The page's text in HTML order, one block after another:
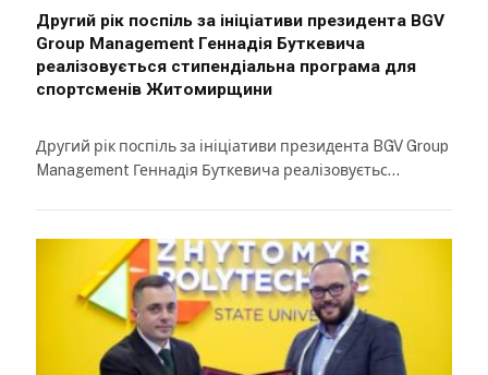
Другий рік поспіль за ініціативи президента BGV
Group Management Геннадія Буткевича
реалізовується стипендіальна програма для
спортсменів Житомирщини
Другий рік поспіль за ініціативи президента BGV Group
Management Геннадія Буткевича реалізовуєтьс…